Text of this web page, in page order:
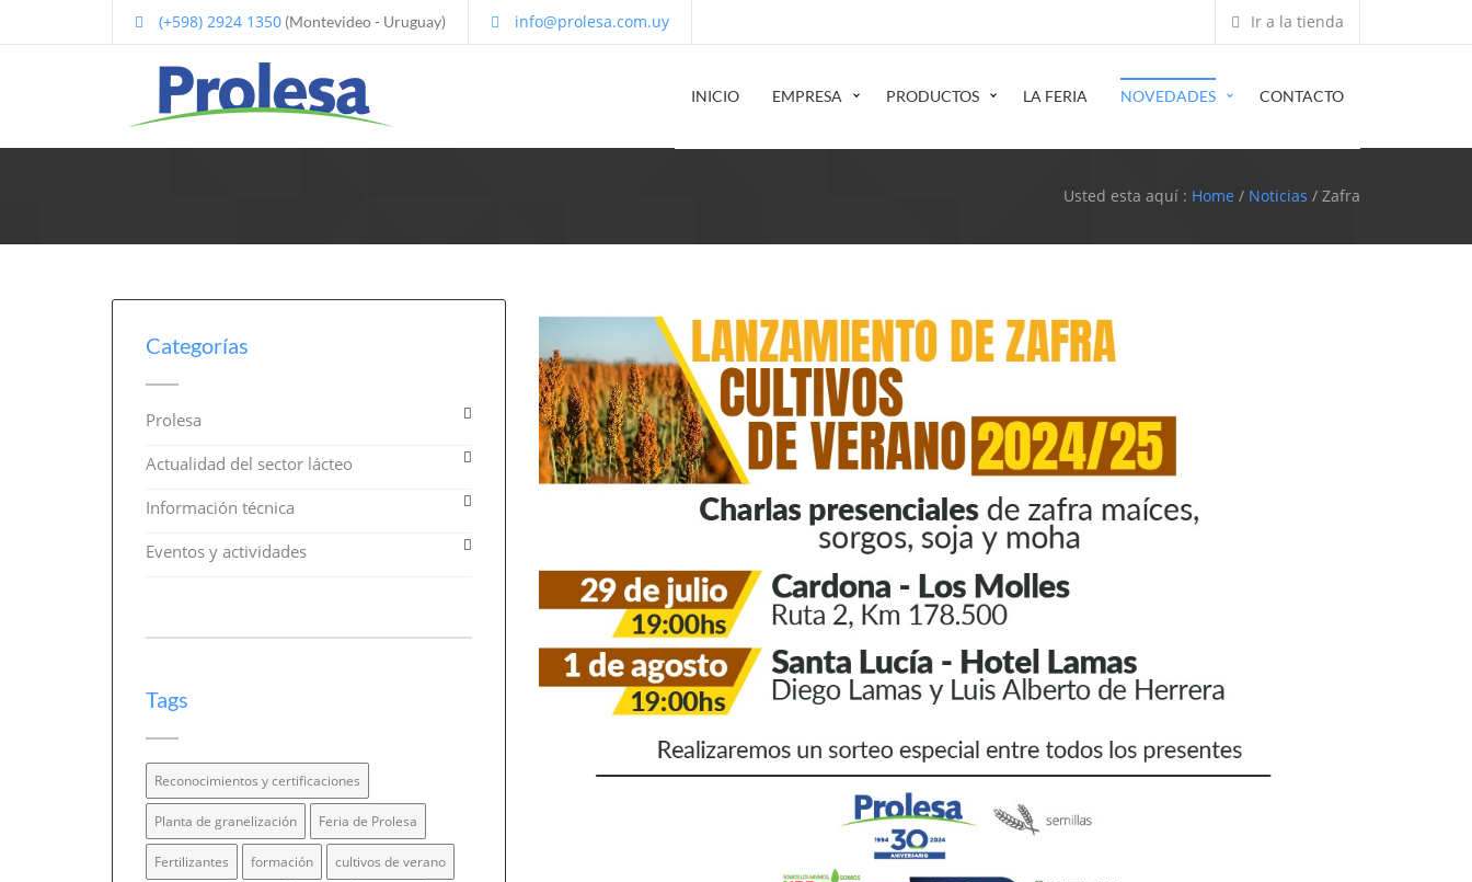
(+598) 2924 1350 (Montevideo - Uruguay) info@prolesa.com.uy Ir a la tienda
INICIO EMPRESA PRODUCTOS LA FERIA NOVEDADES CONTACTO
Usted esta aquí : Home / Noticias / Zafra
Categorías
Prolesa
Actualidad del sector lácteo
Información técnica
Eventos y actividades
Tags
Reconocimientos y certificaciones
Planta de granelización Feria de Prolesa
Fertilizantes formación cultivos de verano